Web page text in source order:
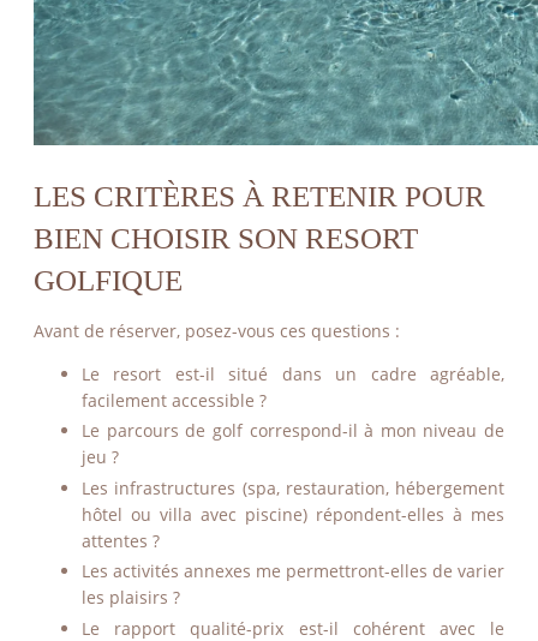
LES CRITÈRES À RETENIR POUR
BIEN CHOISIR SON RESORT
GOLFIQUE
Avant de réserver, posez-vous ces questions :
Le resort est-il situé dans un cadre agréable,
facilement accessible ?
Le parcours de golf correspond-il à mon niveau de
jeu ?
Les infrastructures (spa, restauration, hébergement
hôtel ou villa avec piscine) répondent-elles à mes
attentes ?
Les activités annexes me permettront-elles de varier
les plaisirs ?
Le rapport qualité-prix est-il cohérent avec le